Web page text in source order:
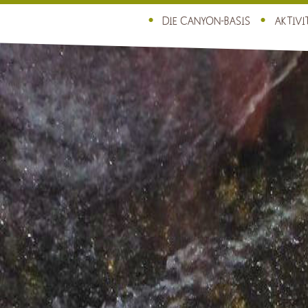
DIE CANYON-BASIS